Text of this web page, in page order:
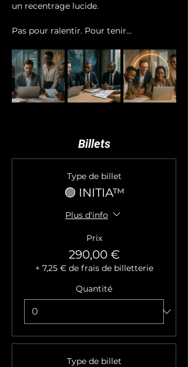
un recentrage lucide.
Pas pour ralentir. Pour tenir...
Billets
Type de billet
🟢 INITIA™
Plus d'info
Prix
290,00 €
+ 7,25 € de frais de billetterie
Quantité
Type de billet